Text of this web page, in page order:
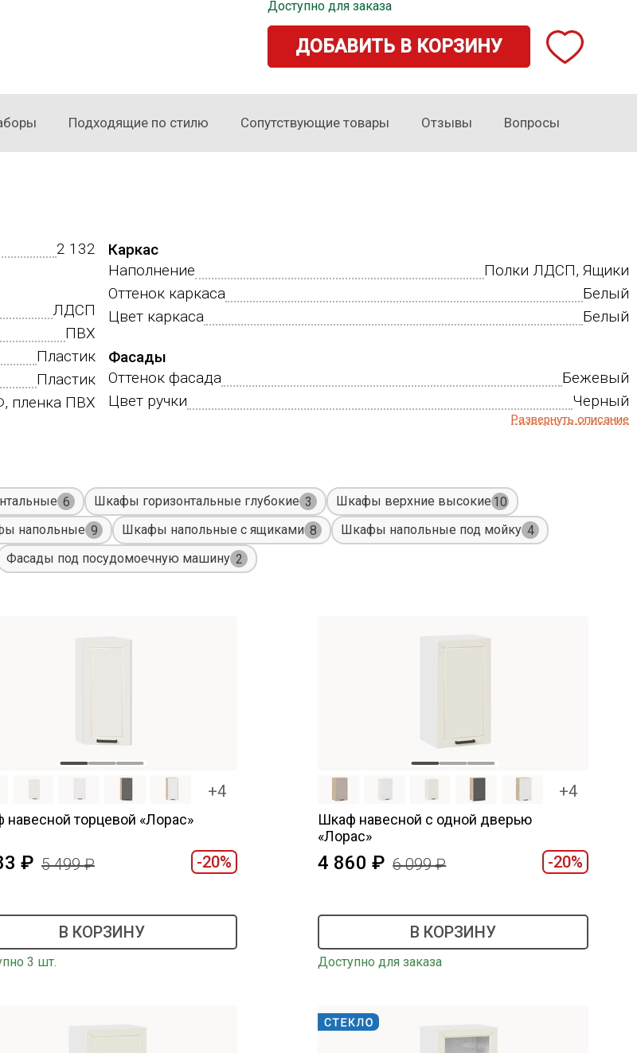
Доступно для заказа
Доступно для заказа
ДОБАВИТЬ В КОРЗИНУ
Подходящие по стилю Сопутствующие товары Отзывы Вопросы
2 132
ЛДСП
ПВХ
Пластик
Пластик
пленка ПВХ
Каркас
Наполнение
Полки ЛДСП, Ящики
Оттенок каркаса
Белый
Цвет каркаса
Белый
Фасады
Оттенок фасада
Бежевый
Цвет ручки
Черный
Развернуть описание
6 Шкафы горизонтальные глубокие 3 Шкафы верхние высокие 10
напольные 9 Шкафы напольные с ящиками 8 Шкафы напольные под мойку 4
Фасады под посудомоечную машину 2
+4
навесной торцевой «Лорас»
5 499 -20%
В КОРЗИНУ
3 шт.
+4
Шкаф навесной c одной дверью
«Лорас»
4 860 6 099 -20%
В КОРЗИНУ
Доступно для заказа